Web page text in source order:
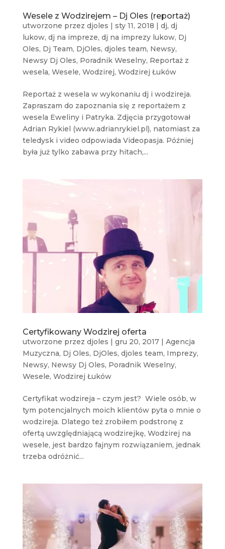
Wesele z Wodzirejem – Dj Oles (reportaż)
utworzone przez djoles | sty 11, 2018 | dj, dj
lukow, dj na impreze, dj na imprezy lukow, Dj
Oles, Dj Team, DjOles, djoles team, Newsy,
Newsy Dj Oles, Poradnik Weselny, Reportaż z
wesela, Wesele, Wodzirej, Wodzirej Łuków
Reportaż z wesela w wykonaniu dj i wodzireja.
Zapraszam do zapoznania się z reportażem z
wesela Eweliny i Patryka. Zdjęcia przygotował
Adrian Rykiel (www.adrianrykiel.pl), natomiast za
teledysk i video odpowiada Videopasja. Później
była już tylko zabawa przy hitach,...
Certyfikowany Wodzirej oferta
utworzone przez djoles gru 20, 2017| Agencja
Muzyczna, Dj Oles, DjOles, djoles team, Imprezy,
Newsy, Newsy Dj Oles, Poradnik Weselny,
Wesele, Wodzirej Łuków
Certyfikat wodzireja – czym jest? Wiele osób, w
tym potencjalnych moich klientów pyta o mnie o
wodzireja. Dlatego też zrobiłem podstronę z
ofertą uwzględniającą wodzirejkę, Wodzirej na
wesele, jest bardzo fajnym rozwiązaniem, jednak
trzeba odróżnić...